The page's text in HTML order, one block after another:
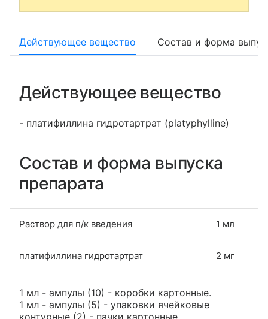
Действующее вещество Состав и форма
Действующее вещество
- платифиллина гидротартрат (platyphylline)
Состав и форма выпуска
препарата
Раствор для п/к введения 1 мл
платифиллина гидротартрат 2 мг
1 мл - ампулы (10) - коробки картонные.
1 мл - ампулы (5) - упаковки ячейковые
контурные (2) - пачки картонные.